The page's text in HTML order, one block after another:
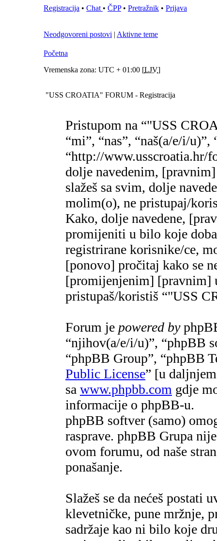
Registracija • Chat • ČPP• Pretražnik • Prijava
Neodgovoreni postovi | Aktivne teme
Početna
Vremenska zona: UTC + 01:00 [LJV]
"USS CROATIA" FORUM - Registracija
Pristupom na “"USS
“mi”, “nas”, “naš(a/e/i/
“http://www.usscroatia.hr/
dolje navedenim,
slažeš sa svim, dolje
molim(o), ne pristupaj/
Kako, dolje navedene,
promijeniti u bilo koje
registrirane korisnike/ce,
[ponovo] pročitaj kako se
[promijenjenim] [pravnim]
pristupaš/koristiš “"USS
Forum je powered by
“njihov(a/e/i/u)”, “phpBB
“phpBB Group”, “phpBB
Public License” [u
sa www.phpbb.com gdje
informacije o phpBB-u.
phpBB softver (samo)
rasprave. phpBB Grupa
ovom forumu, od naše
ponašanje.
Slažeš se da nećeš postati
klevetničke, pune mržnje,
sadržaje kao ni bilo koje